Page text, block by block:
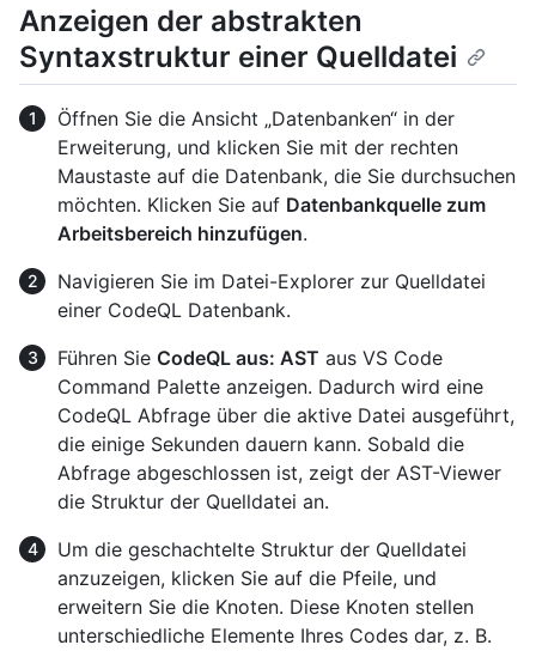
Anzeigen der abstrakten
Syntaxstruktur einer Quelldatei
Öffnen Sie die Ansicht „Datenbanken“ in der
Erweiterung, und klicken Sie mit der rechten
Maustaste auf die Datenbank, die Sie durchsuchen
möchten. Klicken Sie auf Datenbankquelle zum
Arbeitsbereich hinzufügen.
Navigieren Sie im Datei-Explorer zur Quelldatei
einer CodeQL Datenbank.
Führen Sie CodeQL aus: AST aus VS Code
Command Palette anzeigen. Dadurch wird eine
CodeQL Abfrage über die aktive Datei ausgeführt,
die einige Sekunden dauern kann. Sobald die
Abfrage abgeschlossen ist, zeigt der AST-Viewer
die Struktur der Quelldatei an.
Um die geschachtelte Struktur der Quelldatei
anzuzeigen, klicken Sie auf die Pfeile, und
erweitern Sie die Knoten. Diese Knoten stellen
unterschiedliche Elemente Ihres Codes dar, z. B.